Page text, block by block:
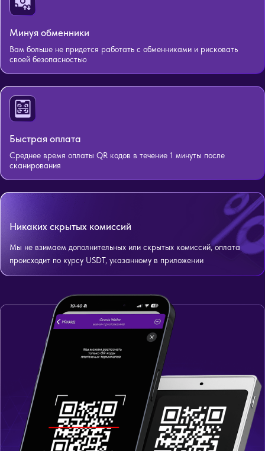
Минуя обменники
Вам больше не придется работать с обменниками и рисковать
своей безопасностью
Быстрая оплата
Среднее время оплаты QR кодов в течение 1 минуты после
сканирования
Никаких скрытых комиссий
Мы не взимаем дополнительных или скрытых комиссий, оплата
происходит по курсу USDT, указанному в приложении